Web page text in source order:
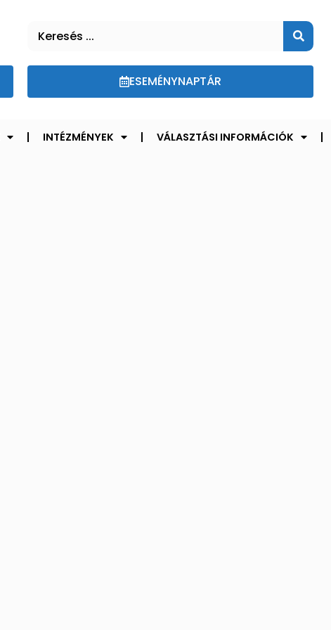
ESEMÉNYNAPTÁR
INTÉZMÉNYEK
VÁLASZTÁSI INFORMÁCIÓK